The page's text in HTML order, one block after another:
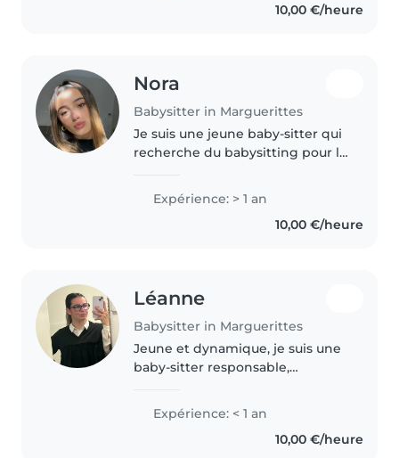
10,00 €/heure
Nora
Babysitter in Marguerittes
Je suis une jeune baby-sitter qui
recherche du babysitting pour le
enthousiaste, avec un peu moins
d'une année d'expérience en
garde d'enfants en âge
Expérience: > 1 an
10,00 €/heure
Léanne
Babysitter in Marguerittes
Jeune et dynamique, je suis une
baby-sitter responsable,
soin. ALTERNANTE en CAP AEPE
et diplômée d'un Bac Services
Expérience: < 1 an
10,00 €/heure